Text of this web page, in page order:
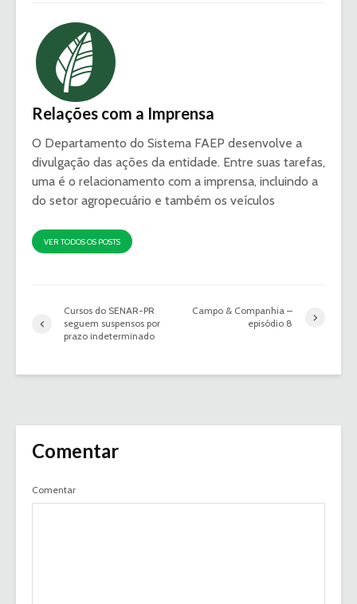
Relações com a Imprensa
O Departamento do Sistema FAEP desenvolve a
divulgação das ações da entidade. Entre suas tarefas,
uma é o relacionamento com a imprensa, incluindo a
do setor agropecuário e também os veículos
VER TODOS OS POSTS
Cursos do SENAR-PR
seguem suspensos por
prazo indeterminado
Campo & Companhia –
episódio 8
Comentar
Comentar